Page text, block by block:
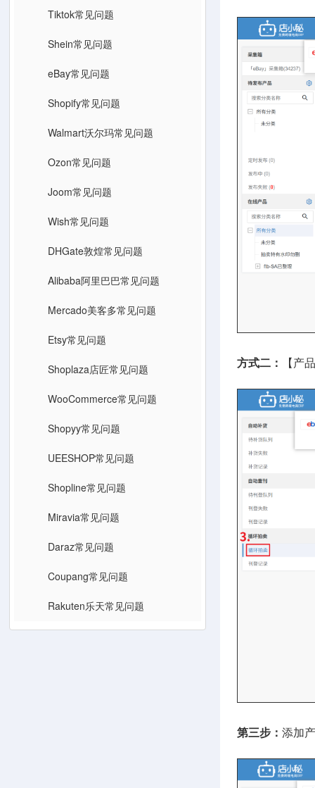
Tiktok常见问题
Shein常见问题
eBay常见问题
Shopify常见问题
Walmart沃尔玛常见问题
Ozon常见问题
Joom常见问题
Wish常见问题
DHGate敦煌常见问题
Alibaba阿里巴巴常见问题
Mercado美客多常见问题
Etsy常见问题
Shoplaza店匠常见问题
WooCommerce常见问题
Shopyy常见问题
UEESHOP常见问题
Shopline常见问题
Miravia常见问题
Daraz常见问题
Coupang常见问题
Rakuten乐天常见问题
方式二： 【产
第三步： 添加